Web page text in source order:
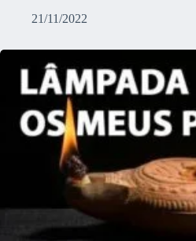
21/11/2022